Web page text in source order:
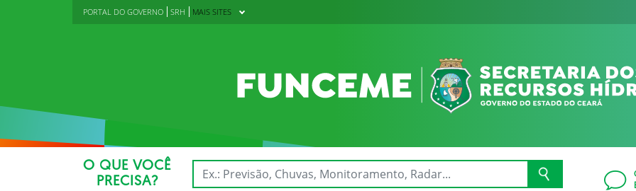
PORTAL DO GOVERNO SRH MAIS SITES
O QUE VOCÊ
PRECISA?